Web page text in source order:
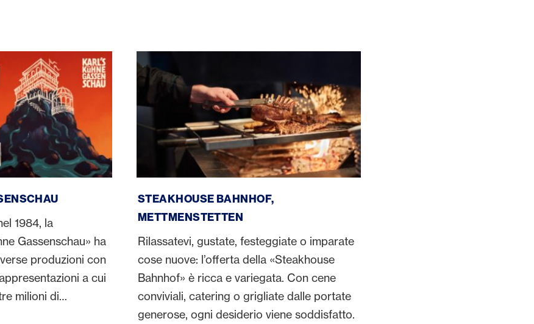
1984, la
Gassenschau» ha
produzioni con
a cui
milioni di
STEAKHOUSE BAHNHOF,
METTMENSTETTEN
Rilassatevi, gustate, festeggiate o imparate
cose nuove: l’offerta della «Steakhouse
Bahnhof» è ricca e variegata. Con cene
conviviali, catering o grigliate dalle portate
generose, ogni desiderio viene soddisfatto.